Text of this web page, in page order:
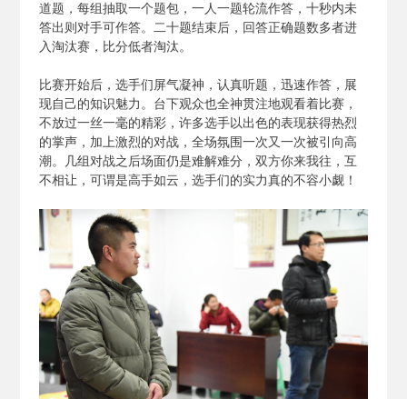
道题，每组抽取一个题包，一人一题轮流作答，十秒内未
答出则对手可作答。二十题结束后，回答正确题数多者进
入淘汰赛，比分低者淘汰。
比赛开始后，选手们屏气凝神，认真听题，迅速作答，展
现自己的知识魅力。台下观众也全神贯注地观看着比赛，
不放过一丝一毫的精彩，许多选手以出色的表现获得热烈
的掌声，加上激烈的对战，全场氛围一次又一次被引向高
潮。几组对战之后场面仍是难解难分，双方你来我往，互
不相让，可谓是高手如云，选手们的实力真的不容小觑！